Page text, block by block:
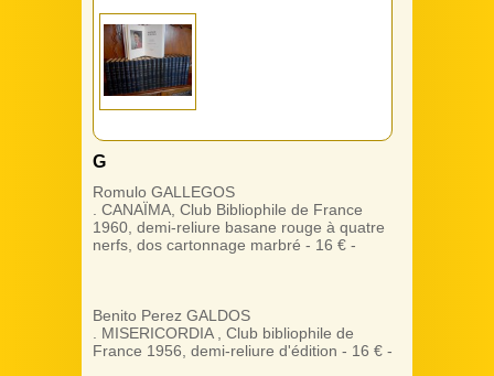
G
Romulo GALLEGOS
. CANAÏMA, Club Bibliophile de France
1960, demi-reliure basane rouge à quatre
nerfs, dos cartonnage marbré - 16 € -
Benito Perez GALDOS
. MISERICORDIA , Club bibliophile de
France 1956, demi-reliure d'édition - 16 € -